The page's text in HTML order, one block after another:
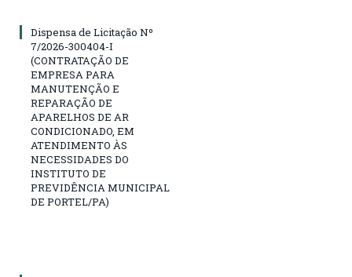
Dispensa de Licitação Nº
7/2026-300404-I
(CONTRATAÇÃO DE
EMPRESA PARA
MANUTENÇÃO E
REPARAÇÃO DE
APARELHOS DE AR
CONDICIONADO, EM
ATENDIMENTO ÀS
NECESSIDADES DO
INSTITUTO DE
PREVIDÊNCIA MUNICIPAL
DE PORTEL/PA)